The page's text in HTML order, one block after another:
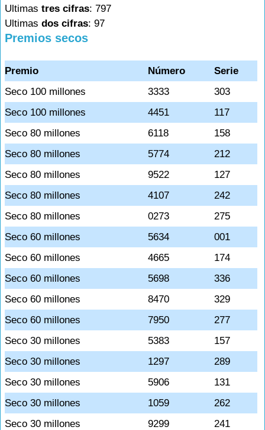
Ultimas tres cifras: 797
Ultimas dos cifras: 97
Premios secos
Premio Número
Serie
Seco 100 millones
3333
303
Seco 100 millones
4451
117
Seco 80 millones
6118
158
Seco 80 millones
5774
212
Seco 80 millones
9522
127
Seco 80 millones
4107
242
Seco 80 millones
0273
275
Seco 60 millones
5634
001
Seco 60 millones
4665
174
Seco 60 millones
5698
336
Seco 60 millones
8470
329
Seco 60 millones
7950
277
Seco 30 millones
5383
157
Seco 30 millones
1297
289
Seco 30 millones
5906
131
Seco 30 millones
1059
262
Seco 30 millones
9299
241